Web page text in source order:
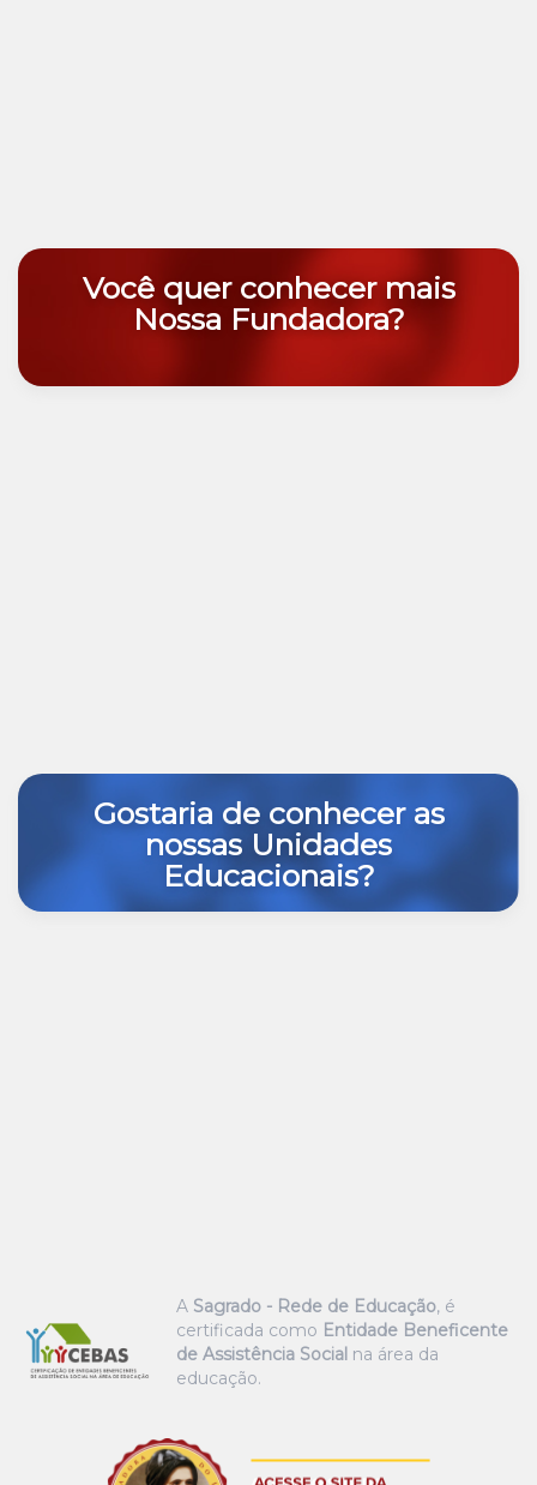
Você quer conhecer mais
Nossa Fundadora?
Gostaria de conhecer as
nossas Unidades
Educacionais?
A Sagrado - Rede de Educação, é
certificada como Entidade Beneficente
de Assistência Social na área da
educação.